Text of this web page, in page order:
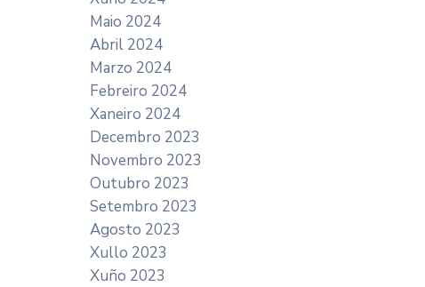
Maio 2024
Abril 2024
Marzo 2024
Febreiro 2024
Xaneiro 2024
Decembro 2023
Novembro 2023
Outubro 2023
Setembro 2023
Agosto 2023
Xullo 2023
Xuño 2023